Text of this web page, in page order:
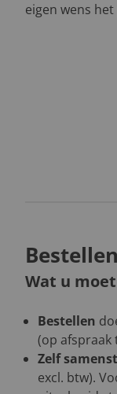
eigen wens
Bestellen
Wat u
Bestellen
(op afspraak
Zelf
excl. btw).